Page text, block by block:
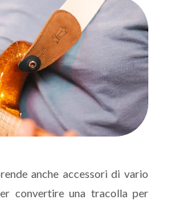
anche accessori di vario
convertire una tracolla per